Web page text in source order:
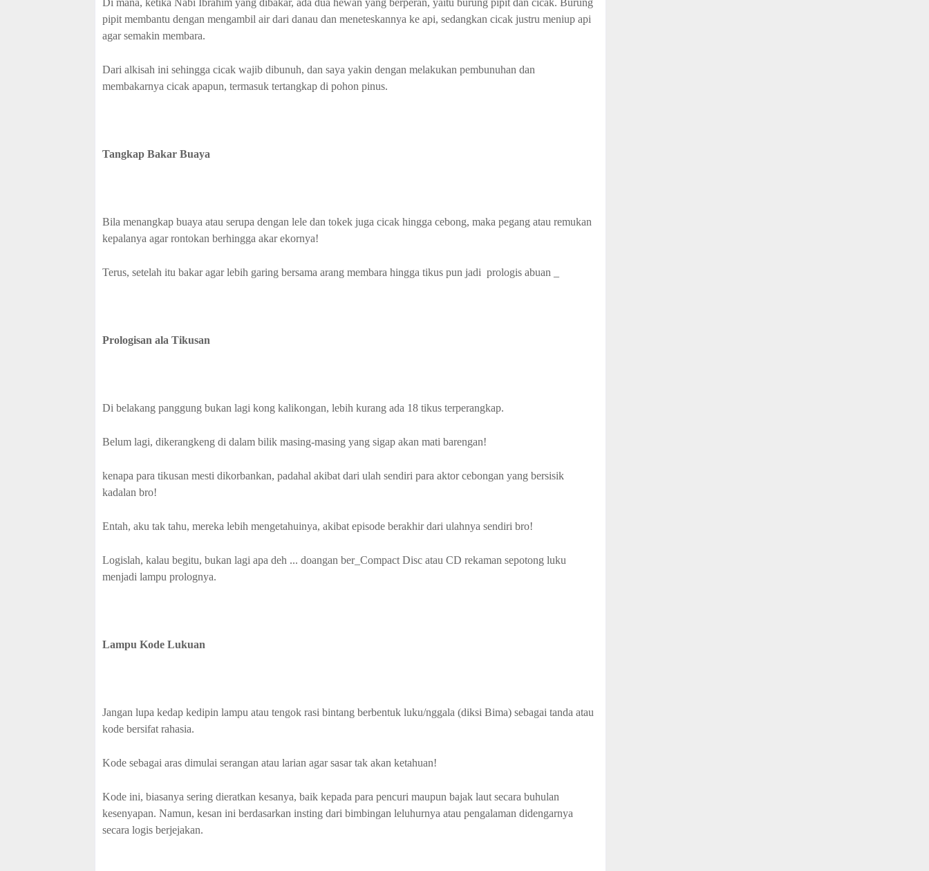
Di mana, ketika Nabi Ibrahim yang dibakar, ada dua hewan yang berperan, yaitu burung pipit dan cicak. Burung
pipit membantu dengan mengambil air dari danau dan meneteskannya ke api, sedangkan cicak justru meniup api
agar semakin membara.
Dari alkisah ini sehingga cicak wajib dibunuh, dan saya yakin dengan melakukan pembunuhan dan
membakarnya cicak apapun, termasuk tertangkap di pohon pinus.
Tangkap Bakar Buaya
Bila menangkap buaya atau serupa dengan lele dan tokek juga cicak hingga cebong, maka pegang atau remukan
kepalanya agar rontokan berhingga akar ekornya!
Terus, setelah itu bakar agar lebih garing bersama arang membara hingga tikus pun jadi prologis abuan _
Prologisan ala Tikusan
Di belakang panggung bukan lagi kong kalikongan, lebih kurang ada 18 tikus terperangkap.
Belum lagi, dikerangkeng di dalam bilik masing-masing yang sigap akan mati barengan!
kenapa para tikusan mesti dikorbankan, padahal akibat dari ulah sendiri para aktor cebongan yang bersisik
kadalan bro!
Entah, aku tak tahu, mereka lebih mengetahuinya, akibat episode berakhir dari ulahnya sendiri bro!
Logislah, kalau begitu, bukan lagi apa deh ... doangan ber_Compact Disc atau CD rekaman sepotong luku
menjadi lampu prolognya.
Lampu Kode Lukuan
Jangan lupa kedap kedipin lampu atau tengok rasi bintang berbentuk luku/nggala (diksi Bima) sebagai tanda atau
kode bersifat rahasia.
Kode sebagai aras dimulai serangan atau larian agar sasar tak akan ketahuan!
Kode ini, biasanya sering dieratkan kesanya, baik kepada para pencuri maupun bajak laut secara buhulan
kesenyapan. Namun, kesan ini berdasarkan insting dari bimbingan leluhurnya atau pengalaman didengarnya
secara logis berjejakan.